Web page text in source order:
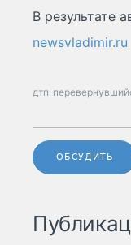
В результате
newsvladimir.ru
дтп
ОБСУДИТЬ